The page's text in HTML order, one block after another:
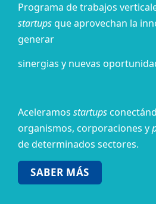
COMERCIO
INTERNACIONALIZACIÓN
STARTUPS AVANZADAS
ES
CAT
Programa de trabajos
startups que aprovechan la
generar
sinergias y nuevas
Aceleramos startups
organismos, corporaciones y
de determinados sectores.
SABER MÁS